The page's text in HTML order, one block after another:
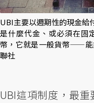
UBI主要以週期性的現金給
是什麼代金、或必須在固
幣，它就是一般貨幣——能
聯社
UBI這項制度，最